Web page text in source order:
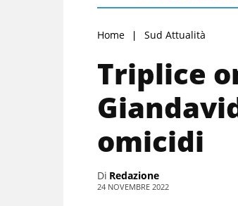
Home Sud Attualità
Triplice
omicidi
Di Redazione
24 NOVEMBRE 2022